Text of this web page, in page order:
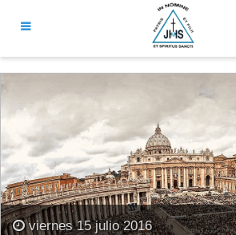
viernes 15 julio 2016